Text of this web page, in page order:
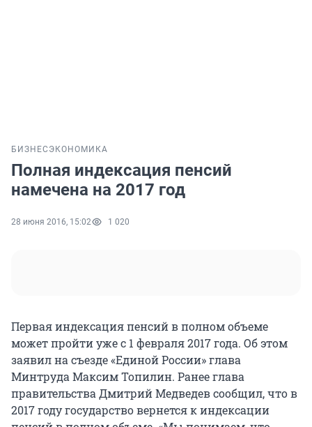
БИЗНЕС ЭКОНОМИКА
Полная индексация пенсий
намечена на 2017 год
28 июня 2016, 15:02 1 020
Первая индексация пенсий в полном объеме
может пройти уже с 1 февраля 2017 года. Об этом
заявил на съезде «Единой России» глава
Минтруда Максим Топилин. Ранее глава
правительства Дмитрий Медведев сообщил, что в
2017 году государство вернется к индексации